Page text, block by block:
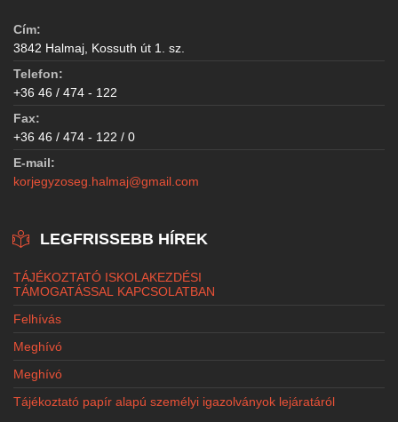
Cím:
3842 Halmaj, Kossuth út 1. sz.
Telefon:
+36 46 / 474 - 122
Fax:
+36 46 / 474 - 122 / 0
E-mail:
korjegyzoseg.halmaj@gmail.com
LEGFRISSEBB HÍREK
TÁJÉKOZTATÓ ISKOLAKEZDÉSI
TÁMOGATÁSSAL KAPCSOLATBAN
Felhívás
Meghívó
Meghívó
Tájékoztató papír alapú személyi igazolványok lejáratáról